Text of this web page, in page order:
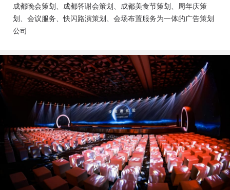
成都晚会策划、成都答谢会策划、成都美食节策划、周年庆策
划、会议服务、快闪路演策划、会场布置服务为一体的广告策划
公司